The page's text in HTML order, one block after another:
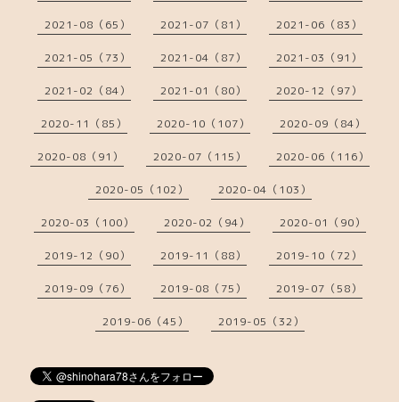
2021-08（65） 2021-07（81） 2021-06（83）
2021-05（73） 2021-04（87） 2021-03（91）
2021-02（84） 2021-01（80） 2020-12（97）
2020-11（85） 2020-10（107） 2020-09（84）
2020-08（91） 2020-07（115） 2020-06（116）
2020-05（102） 2020-04（103）
2020-03（100） 2020-02（94） 2020-01（90）
2019-12（90） 2019-11（88） 2019-10（72）
2019-09（76） 2019-08（75） 2019-07（58）
2019-06（45） 2019-05（32）